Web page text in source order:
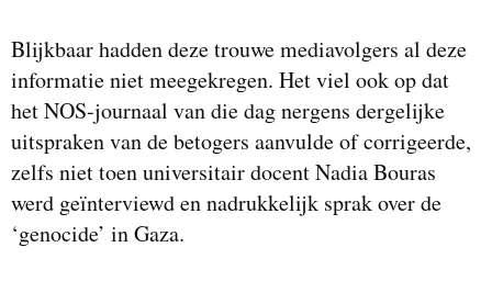
Blijkbaar hadden deze trouwe mediavolgers al deze
informatie niet meegekregen. Het viel ook op dat
het NOS-journaal van die dag nergens dergelijke
uitspraken van de betogers aanvulde of corrigeerde,
zelfs niet toen universitair docent Nadia Bouras
werd geïnterviewd en nadrukkelijk sprak over de
‘genocide’ in Gaza.